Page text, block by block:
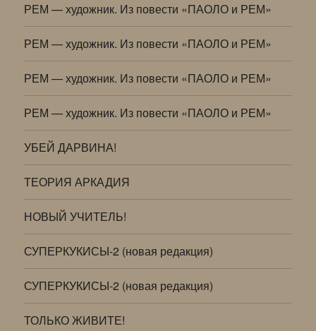
РЕМ — художник. Из повести «ПАОЛО и РЕМ»
РЕМ — художник. Из повести «ПАОЛО и РЕМ»
РЕМ — художник. Из повести «ПАОЛО и РЕМ»
РЕМ — художник. Из повести «ПАОЛО и РЕМ»
УБЕЙ ДАРВИНА!
ТЕОРИЯ АРКАДИЯ
НОВЫЙ УЧИТЕЛЬ!
СУПЕРКУКИСЫ-2 (новая редакция)
СУПЕРКУКИСЫ-2 (новая редакция)
ТОЛЬКО ЖИВИТЕ!